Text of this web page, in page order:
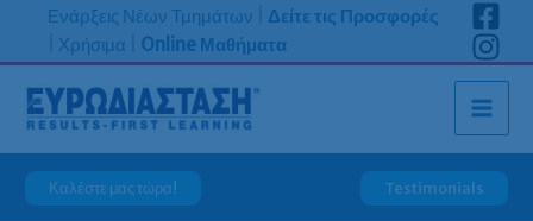
Μετάβαση
περιεχόμενο
Ενάρξεις Νέων Τμημάτων
Δείτε τις Προσφορές
Χρήσιμα Online Μαθήματα
Καλέστε μας τώρα! Testimonials